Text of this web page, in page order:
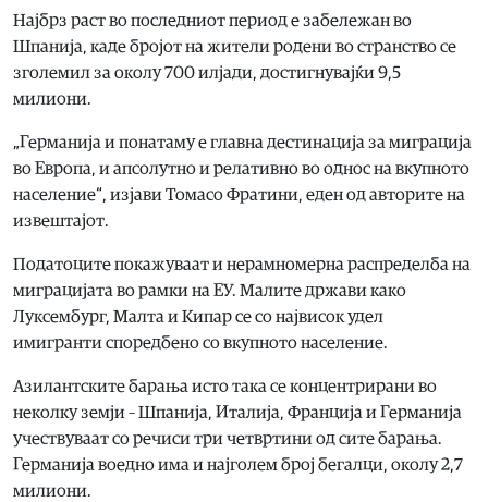
Најбрз раст во последниот период е забележан во
Шпанија, каде бројот на жители родени во странство се
зголемил за околу 700 илјади, достигнувајќи 9,5
милиони.
„Германија и понатаму е главна дестинација за миграција
во Европа, и апсолутно и релативно во однос на вкупното
население“, изјави Томасо Фратини, еден од авторите на
извештајот.
Податоците покажуваат и нерамномерна распределба на
миграцијата во рамки на ЕУ. Малите држави како
Луксембург, Малта и Кипар се со највисок удел
имигранти споредбено со вкупното население.
Азилантските барања исто така се концентрирани во
неколку земји – Шпанија, Италија, Франција и Германија
учествуваат со речиси три четвртини од сите барања.
Германија воедно има и најголем број бегалци, околу 2,7
милиони.